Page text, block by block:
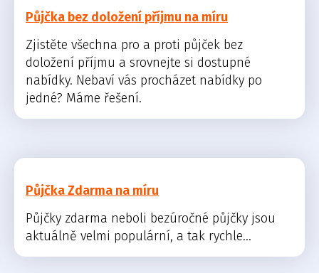
Půjčka bez doložení příjmu na míru
Zjistěte všechna pro a proti půjček bez
doložení příjmu a srovnejte si dostupné
nabídky. Nebaví vás procházet nabídky po
jedné? Máme řešení.
Půjčka Zdarma na míru
Půjčky zdarma neboli bezúročné půjčky jsou
aktuálně velmi populární, a tak rychle...